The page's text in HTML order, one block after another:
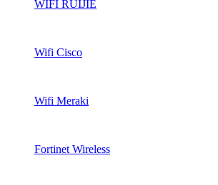
WIFI RUIJIE
Wifi Cisco
Wifi Meraki
Fortinet Wireless